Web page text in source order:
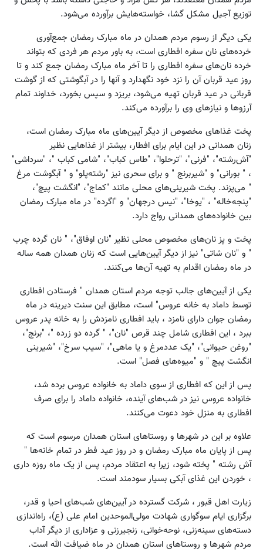
توزیع آجیل مشکل گشا، خواسته‌هایش برآورده می‌شود.
یکی دیگر از رسوم مردم همدان در ماه مبارک رمضان جمع‌آوری
خرده‌های نان سفره افطاری است، به باور مردم هر فردی که بتواند
خرده نان‌های سفره افطاری را تا آخر ماه مبارک رمضان جمع کند و تا
روز عید قربان آن را نزد خود نگهدارد و آنها را در آبگوشتی که از گوشت
قربانی در عید قربان تهیه می‌شود، بریزد و سپس بخورد، خداوند تمام
آرزوها و نیازهای وی را برآورده می‌کند.
پخت غذاهای مخصوص از دیگر آیین‌های ماه مبارک رمضان است،
زنان همدانی در این ایام برای افطار، بیشتر از غذاهایی نظیر
"آش‌رشته"، "فرنی"، "ترحلوا"، "طاس کباب"، "شامی کباب "، "سرداشی"
، " بورانی" و "شیربرنج " و برای سحری نیز "رشته‌پلو" و " آبگوشت مرغ
" می‌پزند. پخت شیرینی‌های محلی مانند "کماج"، "انگشت پیچ"،
"پنجه‌خاله" ، "یوخا"، "نیس درجهان" و "اگرده" در ماه مبارک رمضان
بین خانواده‌های همدانی رواج دارد.
پخت و پز نان‌های مخصوص محلی نظیر "نان اوفاق"، " نان گرده چرب
" و "نان شاتی" نیز از دیگر آیین‌هایی است که زنان همدان همه ساله
در ماه رمضان اقدام به تهیه آن‌ها می‌کنند.
یکی از آیین‌های جالب توجه مردم استان همدان " فرستادن افطاری
توسط داماد به خانه عروس" است، مطابق این سنت دیرینه در ماه
رمضان جوان دارای نامزد ، باید افطاری نامزدش را به خانه پدر عروس
ببرد ، این افطاری شامل چند قرص "نان"، " گرده دو زرده "، "برنج"،
"روغن حیوانی"، "یک عددمرغ و یا ماهی"، "سیب سرخ"، "شیرینی
انگشت پیچ " و "میوه‌های فصل" است.
پس از این که افطاری از سوی داماد به خانواده عروس برده شد،
خانواده عروس نیز در شب‌های آینده، خانواده داماد را برای صرف
افطاری به منزل خود دعوت می‌کنند.
علاوه بر این در شهرها و روستاهای استان همدان مرسوم است که
پس از پایان ماه مبارک رمضان و در روز عید فطر در تمام خانه‌ها "
آش رشته " پخته شود، زیرا به اعتقاد مردم، پس از یک ماه روزه داری
، خوردن این غذای آبکی بسیار سودمند است.
زیارت اهل قبور ، شرکت گسترده در آیین‌های شب‌های احیا و قدر،
برگزاری ایام سوگواری شهادت مولی‌الموحدین امام علی (ع)، راه‌اندازی
دسته‌های سینه‌زنی، نوحه‌خوانی، زنجیرزنی و عزاداری از دیگر آداب
مردم شهرها و روستاهای استان همدان در ماه ضیافت الله است.